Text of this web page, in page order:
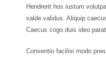
Hendrerit hos iustum
valde validus. Aliquip
Caecus cogo duis ideo
Conventio facilisi modo